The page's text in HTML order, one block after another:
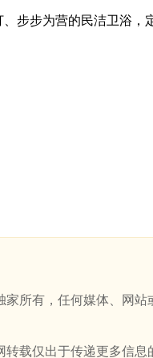
步步为营的民洁卫浴
所有，任何媒体、网
载仅出于传递更多信